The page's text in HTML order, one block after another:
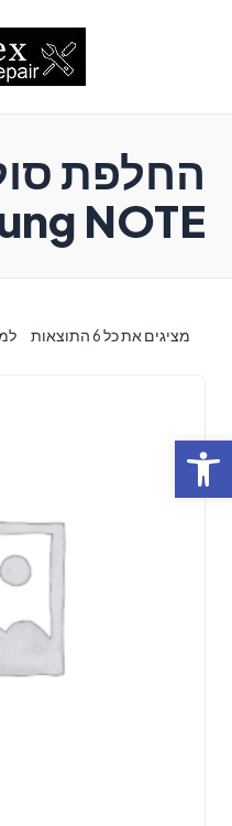
פתח סרגל נגישות
החלפת
NOTE
מציגים את כל ⁦6⁩ התוצאות